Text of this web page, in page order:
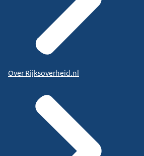
Over Rijksoverheid.nl